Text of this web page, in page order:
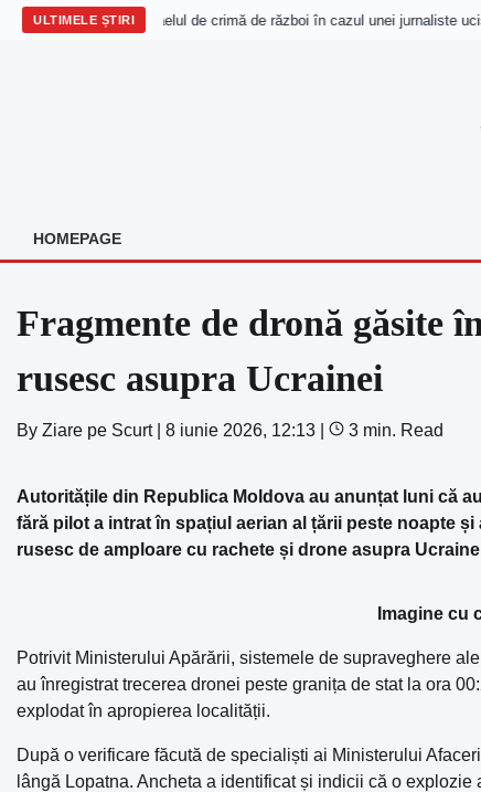
ULTIMELE ȘTIRI
omului acuză Israelul de crimă de război în cazul unei jurnaliste ucise
HOMEPAGE
Fragmente de dronă găsite
rusesc asupra Ucrainei
By Ziare pe Scurt 8 iunie 2026, 12:13 3 min. Read
Autoritățile din Republica Moldova au anunțat luni că
fără pilot a intrat în spațiul aerian al țării peste noapte
rusesc de amploare cu rachete și drone asupra
Imagine cu
Potrivit Ministerului Apărării, sistemele de supraveghere
au înregistrat trecerea dronei peste granița de stat la ora
explodat în apropierea localității.
După o verificare făcută de specialiști ai Ministerului
lângă Lopatna. Ancheta a identificat și indicii că o